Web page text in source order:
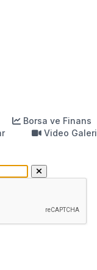
Borsa ve Finans
Video Galeri